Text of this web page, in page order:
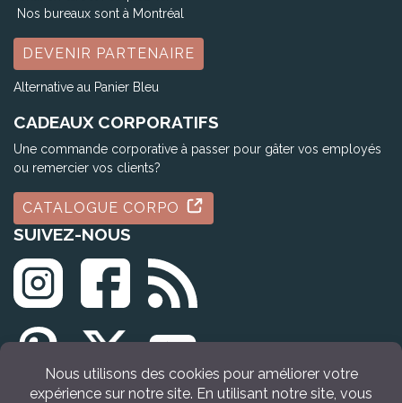
Nos bureaux sont à Montréal
DEVENIR PARTENAIRE
Alternative au Panier Bleu
CADEAUX CORPORATIFS
Une commande corporative à passer pour gâter vos employés
ou remercier vos clients?
CATALOGUE CORPO
SUIVEZ-NOUS